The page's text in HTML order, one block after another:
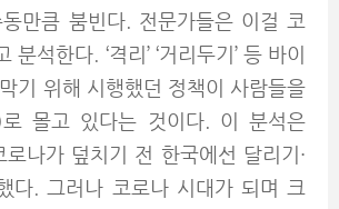
만큼 붐빈다. 전문가들은 이걸 코
분석한다. ‘격리’ ‘거리두기’ 등 바이
기 위해 시행했던 정책이 사람들을
로 몰고 있다는 것이다. 이 분석은
나가 덮치기 전 한국에선 달리기·
다. 그러나 코로나 시대가 되며 크